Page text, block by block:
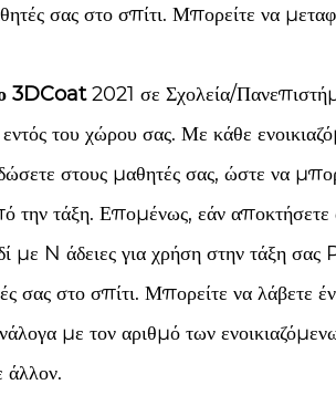
σας στο σπίτι. Μπορείτε να
3DCoat2021 σε Σχολεία/
του χώρου σας. Με κάθε
στους μαθητές σας, ώστε να
την τάξη. Επομένως, εάν αποκτήσετε
με N άδειες για χρήση στην τάξη
σας στο σπίτι. Μπορείτε να
με τον αριθμό των
άλλον.